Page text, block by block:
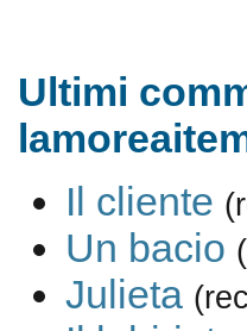
Ultimi
Il cliente
Un bacio
Julieta